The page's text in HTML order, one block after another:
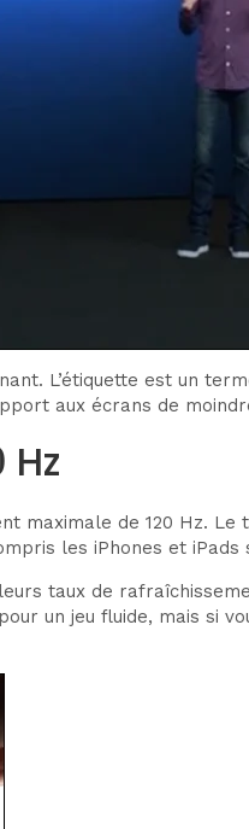
L’étiquette est un
aux écrans de
maximale de 120 Hz.
les iPhones et
taux de
un jeu fluide, mais si